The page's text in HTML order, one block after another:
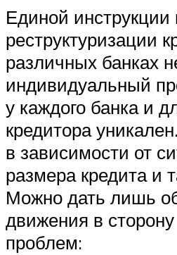
Единой инструкции
реструктуризации
различных банках
индивидуальный
у каждого банка и
кредитора
в зависимости от
размера кредита и
Можно дать лишь
движения в
проблем: